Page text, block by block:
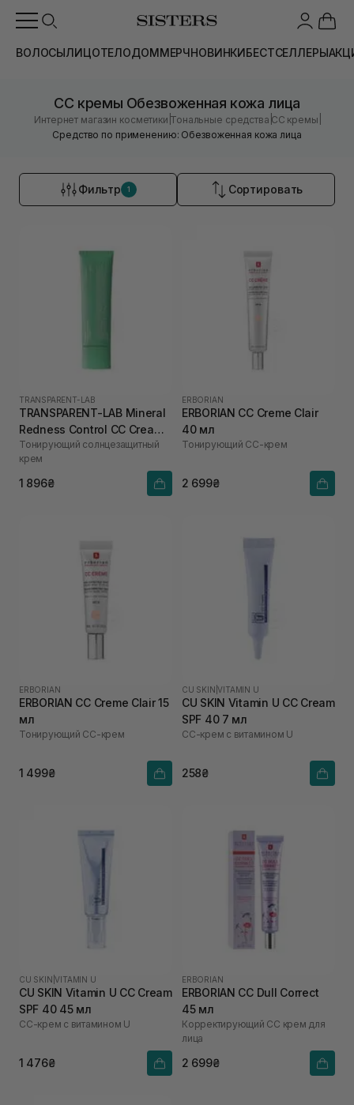
ВОЛОСЫЛИЦОТЕЛОДОММЕРЧНОВИНКИБЕСТСЕЛЛЕРЫ
CC кремы Обезвоженная кожа лица
Интернет магазин косметики |Тональные средства |CC кремы
Средство по применению: Обезвоженная кожа лица
Фильтр 1 Сортировать
TRANSPARENT-LAB
TRANSPARENT-LAB Mineral
Redness Control CC Cream
SPF50 45 мл
Тонирующий солнцезащитный
крем
1 896₴
ERBORIAN
ERBORIAN CC Creme Clair
40 мл
Тонирующий СС-крем
2 699₴
ERBORIAN
ERBORIAN CC Creme Clair 15
мл
Тонирующий СС-крем
1 499₴
CU SKIN |VITAMIN U
CU SKIN Vitamin U CC Cream
SPF 40 7 мл
СС-крем с витамином U
258₴
CU SKIN |VITAMIN U
CU SKIN Vitamin U CC Cream
SPF 40 45 мл
СС-крем с витамином U
1 476₴
ERBORIAN
ERBORIAN CC Dull Correct
45 мл
Корректирующий СС крем для
лица
2 699₴